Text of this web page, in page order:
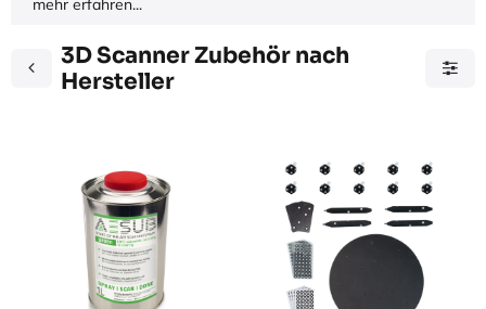
mehr erfahren...
3D Scanner Zubehör nach
Hersteller